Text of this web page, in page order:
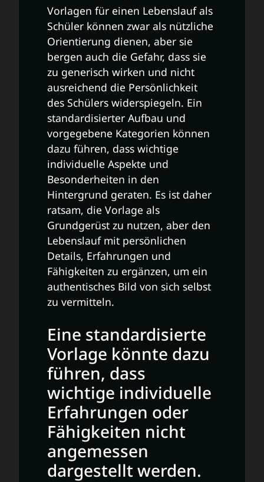
Vorlagen für einen Lebenslauf als
Schüler können zwar als nützliche
Orientierung dienen, aber sie
bergen auch die Gefahr, dass sie
zu generisch wirken und nicht
ausreichend die Persönlichkeit
des Schülers widerspiegeln. Ein
standardisierter Aufbau und
vorgegebene Kategorien können
dazu führen, dass wichtige
individuelle Aspekte und
Besonderheiten in den
Hintergrund geraten. Es ist daher
ratsam, die Vorlage als
Grundgerüst zu nutzen, aber den
Lebenslauf mit persönlichen
Details, Erfahrungen und
Fähigkeiten zu ergänzen, um ein
authentisches Bild von sich selbst
zu vermitteln.
Eine standardisierte
Vorlage könnte dazu
führen, dass
wichtige individuelle
Erfahrungen oder
Fähigkeiten nicht
angemessen
dargestellt werden.